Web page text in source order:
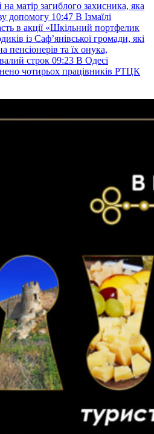
на матір загиблого захисника, яка
допомогу 10:47 В Ізмаїлі
в акції «Шкільний портфелик
із Саф’янівської громади, які
пенсіонерів та їх онука,
строк 09:23 В Одесі
чотирьох працівників РТЦК